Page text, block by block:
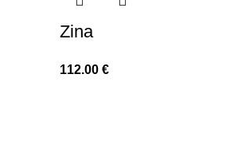
Zina
112.00 €